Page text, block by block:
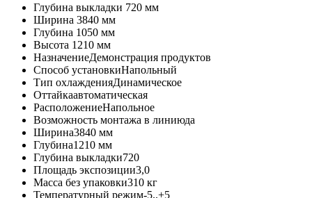
Глубина выкладки 720 мм
Ширина 3840 мм
Глубина 1050 мм
Высота 1210 мм
НазначениеДемонстрация продуктов
Способ установкиНапольный
Тип охлажденияДинамическое
Оттайкаавтоматическая
РасположениеНапольное
Возможность монтажа в линиюда
Ширина3840 мм
Глубина1210 мм
Глубина выкладки720
Площадь экспозиции3,0
Масса без упаковки310 кг
Температурный режим-5..+5